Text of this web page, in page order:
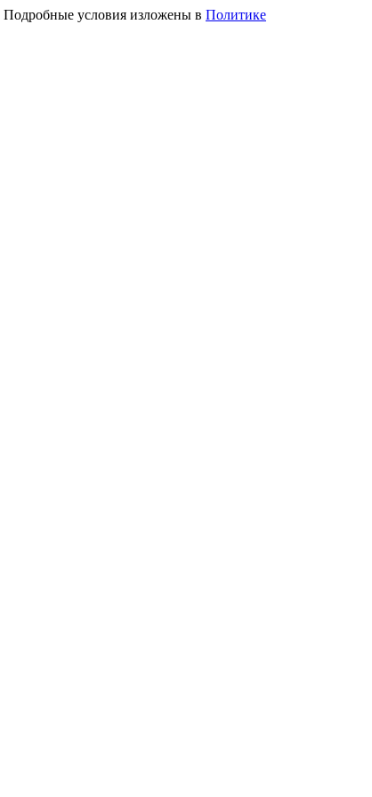
Подробные условия изложены в Политике